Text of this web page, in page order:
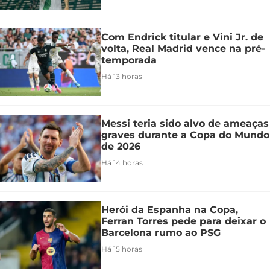
Com Endrick titular e Vini Jr. de
volta, Real Madrid vence na pré-
temporada
Há 13 horas
Messi teria sido alvo de ameaças
graves durante a Copa do Mundo
de 2026
Há 14 horas
Herói da Espanha na Copa,
Ferran Torres pede para deixar o
Barcelona rumo ao PSG
Há 15 horas